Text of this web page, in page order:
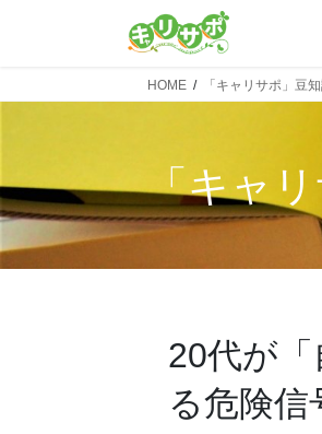
HOME 「キャリサポ」豆
「キャ
20代が
る危険信